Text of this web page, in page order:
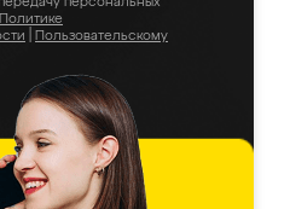
Политике
Пользовательскому